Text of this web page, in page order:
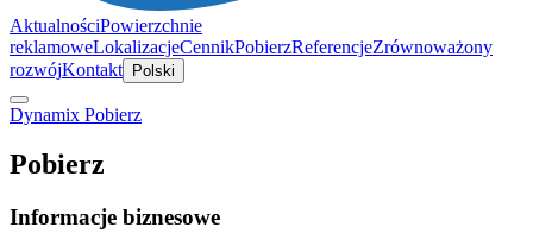
AktualnościPowierzchnie
reklamoweLokalizacjeCennikPobierzReferencjeZrównoważony
rozwójKontakt Polski
Dynamix Pobierz
Pobierz
Informacje biznesowe